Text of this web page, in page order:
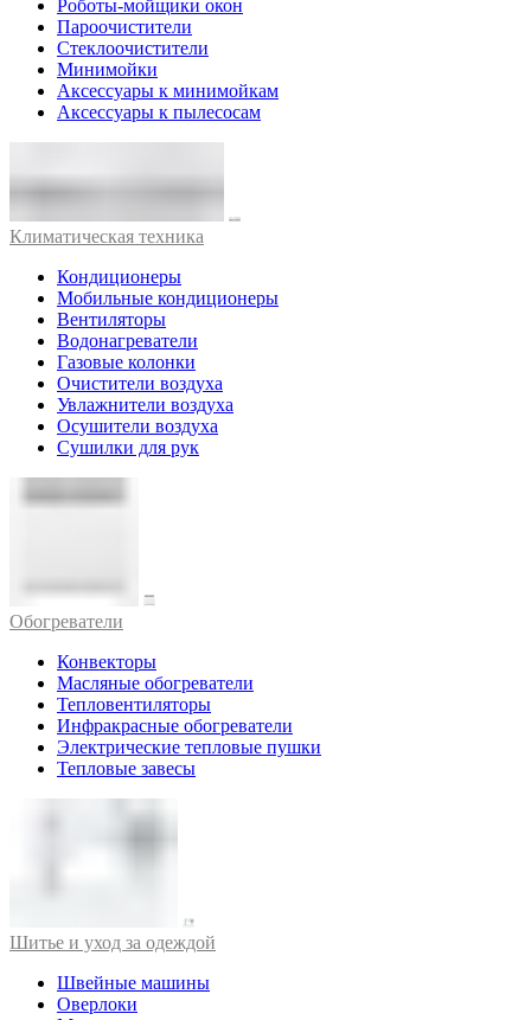
Роботы-мойщики окон
Пароочистители
Стеклоочистители
Минимойки
Аксессуары к минимойкам
Аксессуары к пылесосам
Климатическая техника
Кондиционеры
Мобильные кондиционеры
Вентиляторы
Водонагреватели
Газовые колонки
Очистители воздуха
Увлажнители воздуха
Осушители воздуха
Сушилки для рук
Обогреватели
Конвекторы
Масляные обогреватели
Тепловентиляторы
Инфракрасные обогреватели
Электрические тепловые пушки
Тепловые завесы
Шитье и уход за одеждой
Швейные машины
Оверлоки